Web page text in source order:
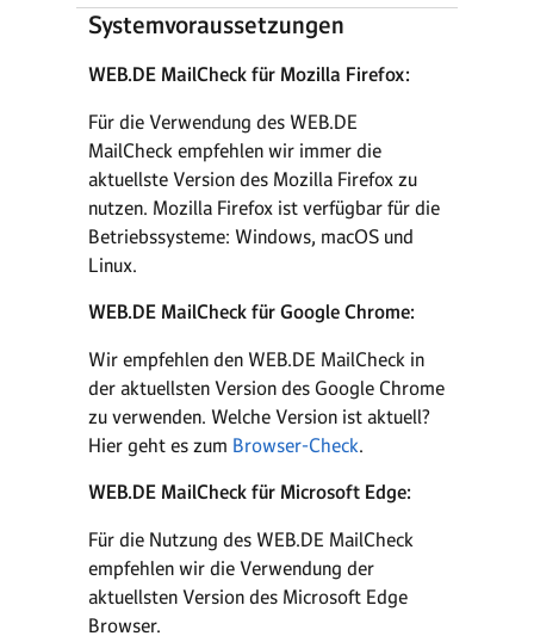
Systemvoraussetzungen
WEB.DE MailCheck für Mozilla Firefox:
Für die Verwendung des WEB.DE
MailCheck empfehlen wir immer die
aktuellste Version des Mozilla Firefox zu
nutzen. Mozilla Firefox ist verfügbar für die
Betriebssysteme: Windows, macOS und
Linux.
WEB.DE MailCheck für Google Chrome:
Wir empfehlen den WEB.DE MailCheck in
der aktuellsten Version des Google Chrome
zu verwenden. Welche Version ist aktuell?
Hier geht es zum Browser-Check.
WEB.DE MailCheck für Microsoft Edge:
Für die Nutzung des WEB.DE MailCheck
empfehlen wir die Verwendung der
aktuellsten Version des Microsoft Edge
Browser.